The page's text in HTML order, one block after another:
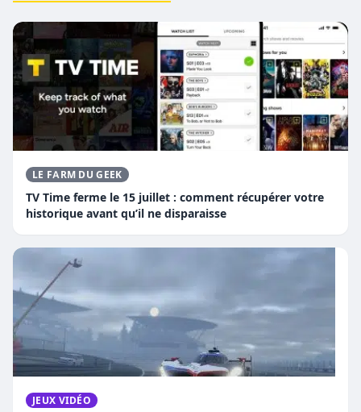
LE FARM DU GEEK
TV Time ferme le 15 juillet : comment récupérer votre
historique avant qu’il ne disparaisse
JEUX VIDÉO